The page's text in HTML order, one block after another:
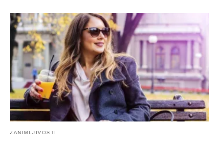
ZANIMLJIVOSTI